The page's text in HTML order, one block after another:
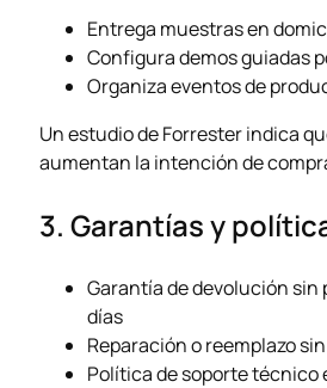
Entrega muestras en
Configura demos guiadas
Organiza eventos de
Un estudio de Forrester indica
aumentan la intención de
3. Garantías y
Garantía de devolución sin
días
Reparación o reemplazo
Política de soporte técnico